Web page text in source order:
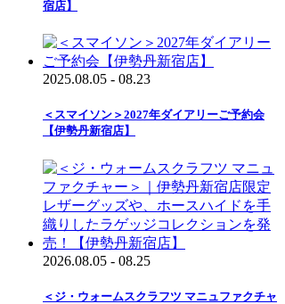
宿店】
2025.08.05 - 08.23
＜スマイソン＞2027年ダイアリーご予約会
【伊勢丹新宿店】
2026.08.05 - 08.25
＜ジ・ウォームスクラフツ マニュファクチャ